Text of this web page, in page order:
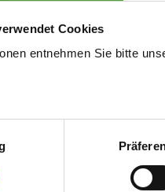
Cookies
entnehmen Sie bitte
Mag.a Beate